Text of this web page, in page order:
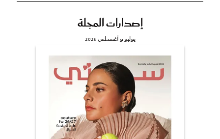
إصدارات المجلة
يوليو و أغسطس 2026